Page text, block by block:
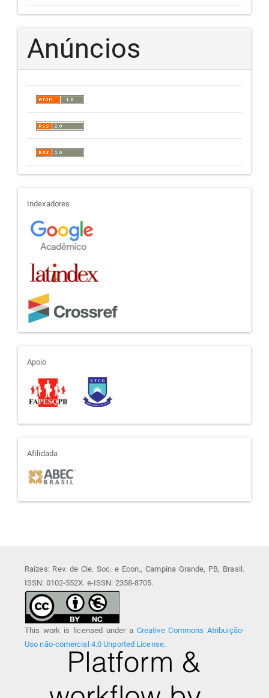
Anúncios
indexadores
Indexadores
apoio
Apoio
afiliada
Afilidada
Raízes: Rev. de Cie. Soc. e Econ., Campina Grande, PB, Brasil.
ISSN: 0102-552X. e-ISSN: 2358-8705.
This work is licensed under a Creative Commons Atribuição-
Uso não-comercial 4.0 Unported License.